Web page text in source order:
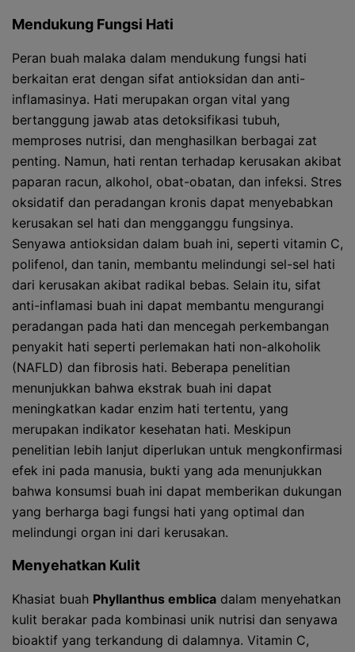
Mendukung Fungsi Hati
Peran buah malaka dalam mendukung fungsi hati
berkaitan erat dengan sifat antioksidan dan anti-
inflamasinya. Hati merupakan organ vital yang
bertanggung jawab atas detoksifikasi tubuh,
memproses nutrisi, dan menghasilkan berbagai zat
penting. Namun, hati rentan terhadap kerusakan akibat
paparan racun, alkohol, obat-obatan, dan infeksi. Stres
oksidatif dan peradangan kronis dapat menyebabkan
kerusakan sel hati dan mengganggu fungsinya.
Senyawa antioksidan dalam buah ini, seperti vitamin C,
polifenol, dan tanin, membantu melindungi sel-sel hati
dari kerusakan akibat radikal bebas. Selain itu, sifat
anti-inflamasi buah ini dapat membantu mengurangi
peradangan pada hati dan mencegah perkembangan
penyakit hati seperti perlemakan hati non-alkoholik
(NAFLD) dan fibrosis hati. Beberapa penelitian
menunjukkan bahwa ekstrak buah ini dapat
meningkatkan kadar enzim hati tertentu, yang
merupakan indikator kesehatan hati. Meskipun
penelitian lebih lanjut diperlukan untuk mengkonfirmasi
efek ini pada manusia, bukti yang ada menunjukkan
bahwa konsumsi buah ini dapat memberikan dukungan
yang berharga bagi fungsi hati yang optimal dan
melindungi organ ini dari kerusakan.
Menyehatkan Kulit
Khasiat buah Phyllanthus emblica dalam menyehatkan
kulit berakar pada kombinasi unik nutrisi dan senyawa
bioaktif yang terkandung di dalamnya. Vitamin C,